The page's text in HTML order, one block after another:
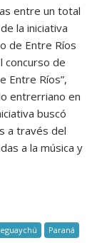
entre un total
la iniciativa
de Entre Ríos
concurso de
Entre Ríos”,
entrerriano en
buscó
a través del
a la música y
Paraná